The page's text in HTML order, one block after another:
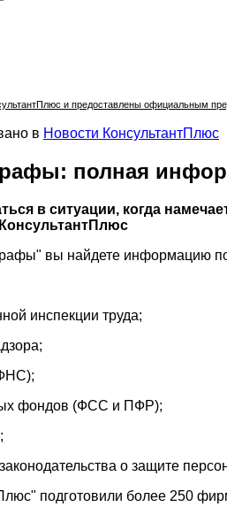
и предоставлены официальным
в Новости КонсультантПлюс
полная
в ситуации, когда
вы найдете информацию
инспекции труда;
фондов (ФСС и ПФР);
о защите
подготовили более 250